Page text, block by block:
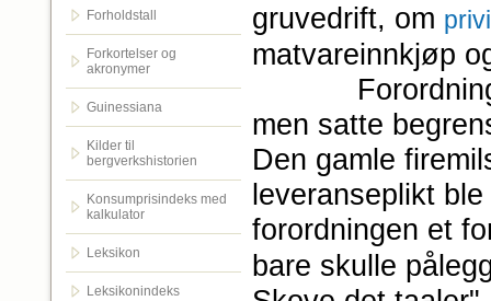
Forholdstall
Forkortelser og
akronymer
Guinessiana
Kilder til
bergverkshistorien
Konsumprisindeks med
kalkulator
Leksikon
Leksikonindeks
gruvedrift, om
matvareinnkjøp
Forordningen
men satte
Den gamle
leveranseplikt
forordningen et
bare skulle